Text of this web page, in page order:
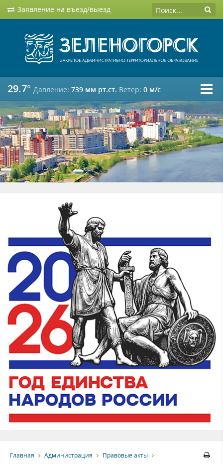
Заявление на въезд/выезд
29.7° Давление: 739 мм рт.ст. Ветер: 0 м/c
Главная Администрация Правовые акты